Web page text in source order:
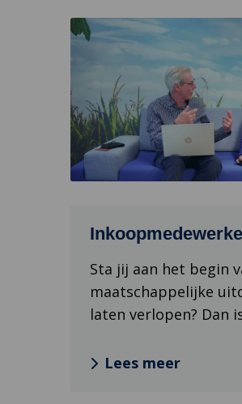
Lees
meer
over
Juridisch
beleidsadviseur
natuur
subsidies
Sta jij aan het begin
maatschappelijke
laten verlopen? Dan
Lees meer
meer
Inkoopmedewerker